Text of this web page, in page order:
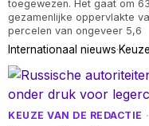
toegewezen. Het gaat om
gezamenlijke oppervlakte
percelen van ongeveer 5,6
Internationaal nieuws·
KEUZE VAN DE REDACTIE ·